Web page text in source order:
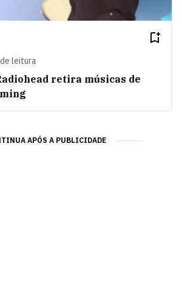
de leitura
retira músicas de
APÓS A PUBLICIDADE